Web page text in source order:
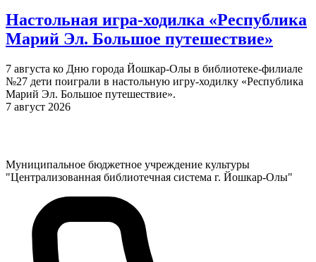
Настольная игра-ходилка «Республика
Марий Эл. Большое путешествие»
7 августа ко Дню города Йошкар-Олы в библиотеке-филиале
№27 дети поиграли в настольную игру-ходилку «Республика
Марий Эл. Большое путешествие».
7 август 2026
Муниципальное бюджетное учреждение культуры
"Централизованная библиотечная система г. Йошкар-Олы"